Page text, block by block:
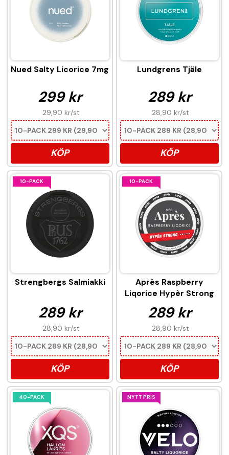
Nued Salty Licorice 7mg
299 kr
29,90 kr/st
KÖP
Lundgrens Tjäle
289 kr
28,90 kr/st
KÖP
10-PACK
Strengbergs Salmiakki
289 kr
28,90 kr/st
KÖP
10-PACK
Après Raspberry
Liqorice Hypèr Strong
289 kr
28,90 kr/st
KÖP
40-PACK NYTT PRIS